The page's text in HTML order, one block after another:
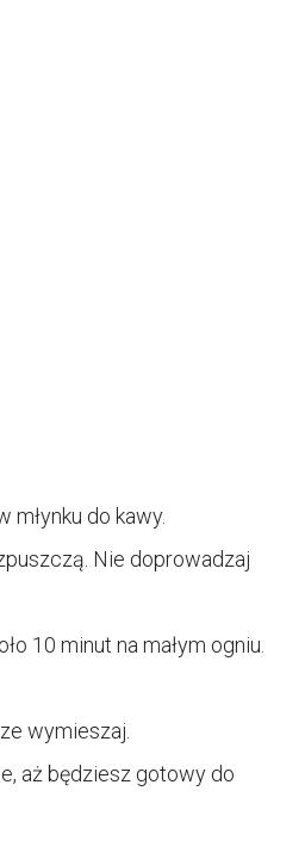
do kawy.
Nie doprowadzaj
10 minut na małym ogniu.
wymieszaj.
aż będziesz gotowy do